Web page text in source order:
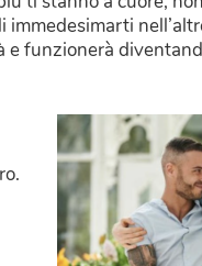
e funzionerà